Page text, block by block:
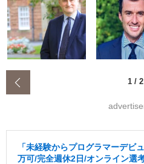
1 / 2
「未経験からプログラマーデビ
万可/完全週休2日/オンライン選